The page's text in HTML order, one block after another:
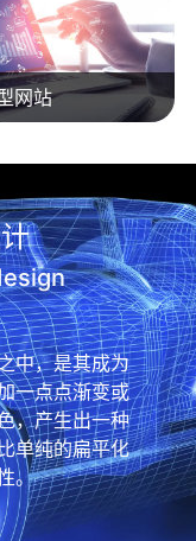
网站
中，是其成为
一点点渐变或
，产生出一种
单纯的扁平化
。